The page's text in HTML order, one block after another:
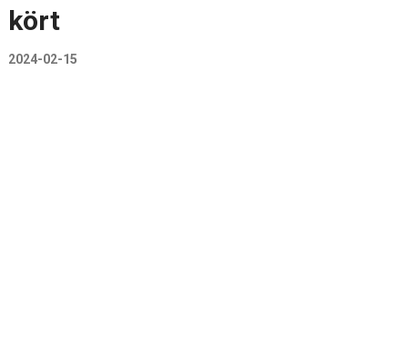
kört
2024-02-15